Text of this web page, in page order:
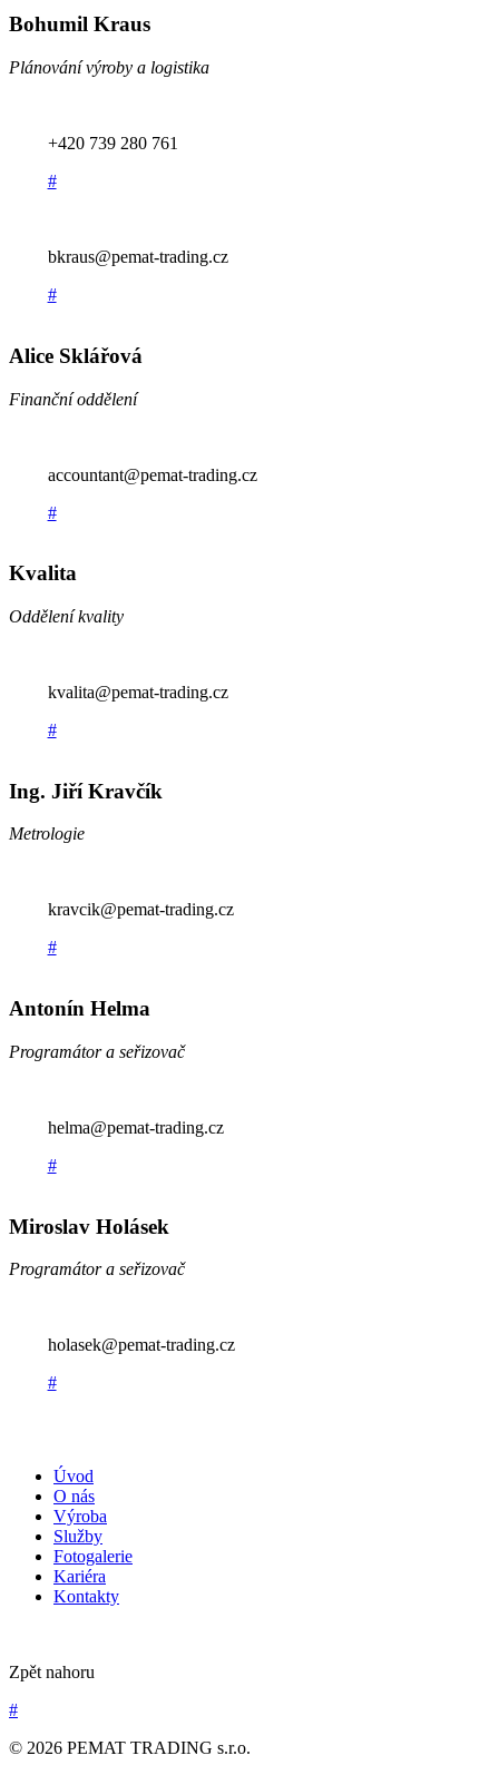
Bohumil Kraus
Plánování výroby a logistika
+420 739 280 761
#
bkraus@pemat-trading.cz
#
Alice Sklářová
Finanční oddělení
accountant@pemat-trading.cz
#
Kvalita
Oddělení kvality
kvalita@pemat-trading.cz
#
Ing. Jiří Kravčík
Metrologie
kravcik@pemat-trading.cz
#
Antonín Helma
Programátor a seřizovač
helma@pemat-trading.cz
#
Miroslav Holásek
Programátor a seřizovač
holasek@pemat-trading.cz
#
Úvod
O nás
Výroba
Služby
Fotogalerie
Kariéra
Kontakty
Zpět nahoru
#
© 2026 PEMAT TRADING s.r.o.